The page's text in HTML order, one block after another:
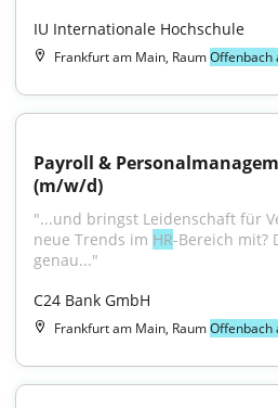
IU Internationale Hochschule
Frankfurt am Main, RaumOffenbach
Payroll &
(m/w/d)
"...und bringst Leidenschaft für
neue Trends im HR-Bereich mit?
genau..."
C24 Bank GmbH
Frankfurt am Main, RaumOffenbach